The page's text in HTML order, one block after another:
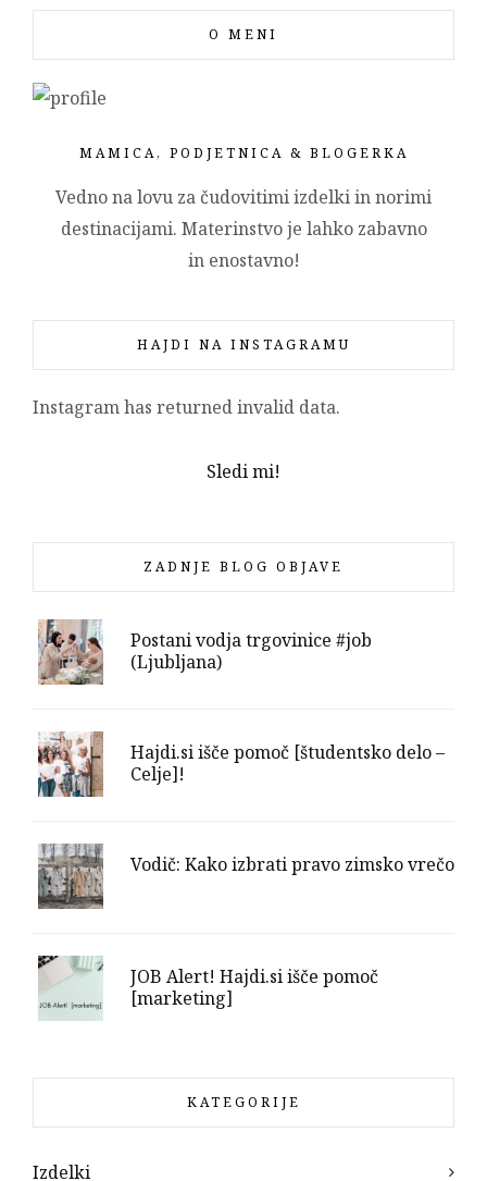
O MENI
MAMICA, PODJETNICA & BLOGERKA
Vedno na lovu za čudovitimi izdelki in norimi
destinacijami. Materinstvo je lahko zabavno
in enostavno!
HAJDI NA INSTAGRAMU
Instagram has returned invalid data.
Sledi mi!
ZADNJE BLOG OBJAVE
Postani vodja trgovinice #job
(Ljubljana)
Hajdi.si išče pomoč [študentsko delo –
Celje]!
Vodič: Kako izbrati pravo zimsko vrečo
JOB Alert! Hajdi.si išče pomoč
[marketing]
KATEGORIJE
Izdelki